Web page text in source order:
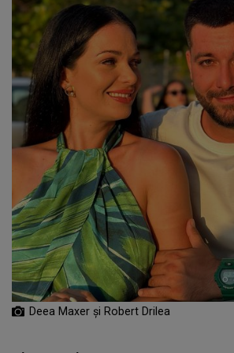
Deea Maxer și Robert Drilea